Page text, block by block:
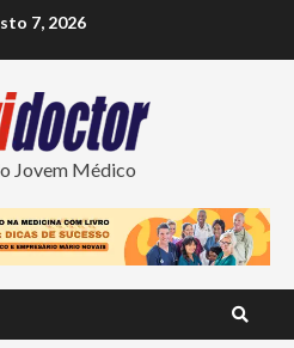
7, 2026
Jovem Médico